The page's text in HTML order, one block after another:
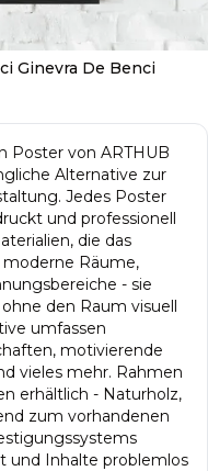
Ginevra De Benci
Poster von ARTHUB
Alternative zur
Jedes Poster
und professionell
die das
Räume,
- sie
den Raum visuell
umfassen
motivierende
vieles mehr. Rahmen
erhältlich - Naturholz,
zum vorhandenen
und Inhalte problemlos